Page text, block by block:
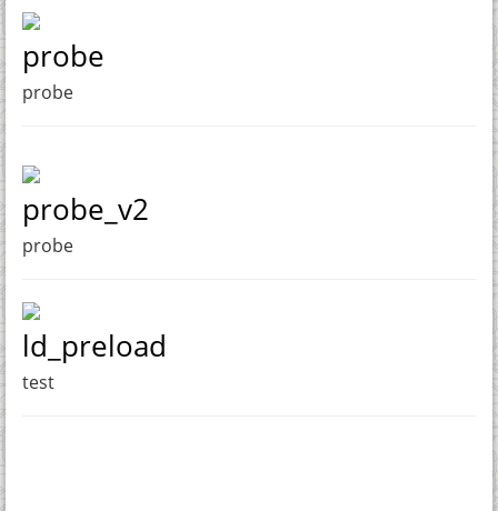
probe
probe
probe_v2
probe
ld_preload
test